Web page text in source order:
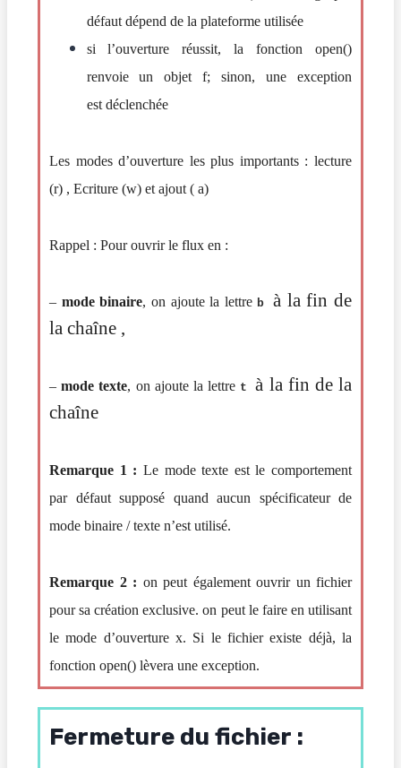
défaut dépend de la plateforme utilisée
si l’ouverture réussit, la fonction open()
renvoie un objet f; sinon, une exception
est déclenchée
Les modes d’ouverture les plus importants : lecture
(r) , Ecriture (w) et ajout ( a)
Rappel : Pour ouvrir le flux en :
– mode binaire, on ajoute la lettre bà la fin de
la chaîne ,
–mode texte, on ajoute la lettre tà la fin de la
chaîne
Remarque 1 : Le mode texte est le comportement
par défaut supposé quand aucun spécificateur de
mode binaire / texte n’est utilisé.
Remarque 2 : on peut également ouvrir un fichier
pour sa création exclusive. on peut le faire en utilisant
le mode d’ouverture x. Si le fichier existe déjà, la
fonction open() lèvera une exception.
Fermeture du fichier :